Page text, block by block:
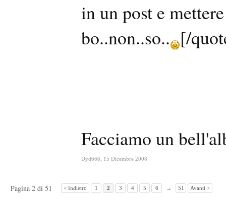
in un post e
bo..non..so.. [/
Facciamo un
Dyd666 15 Dicembre 2008
Pagina 2 di 51 < Indietro 1 2 3 4 5 6 → 51 Avanti >